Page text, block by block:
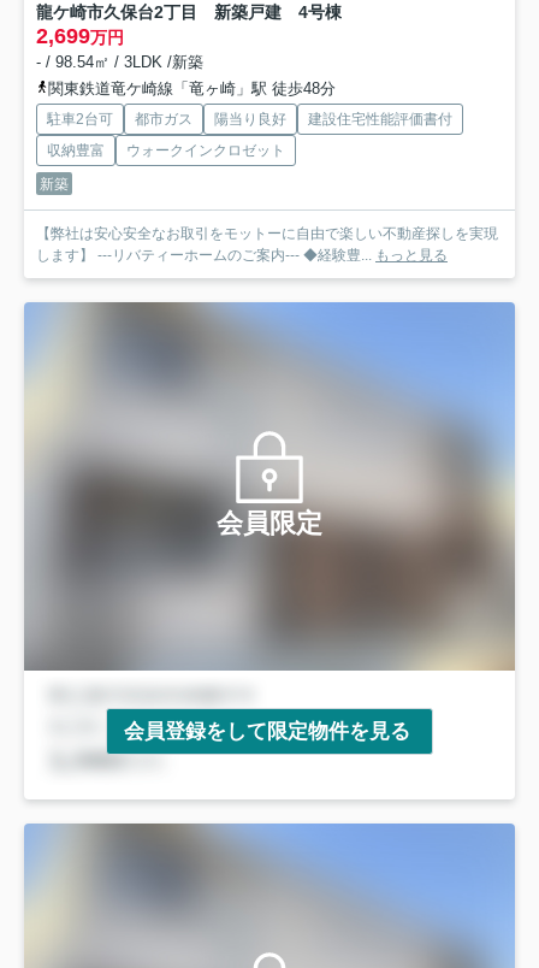
龍ケ崎市久保台2丁目 新築戸建 4号棟
2,699万円
- / 98.54㎡ / 3LDK /新築
関東鉄道竜ケ崎線「竜ヶ崎」駅 徒歩48分
駐車2台可 都市ガス 陽当り良好
建設住宅性能評価書付
収納豊富
ウォークインクロゼット
新築
【弊社は安心安全なお取引をモットーに自由で楽しい不動産探しを実現
します】 ---リバティーホームのご案内--- ◆経験豊... もっと見る
会員限定
会員登録をして限定物件を見る